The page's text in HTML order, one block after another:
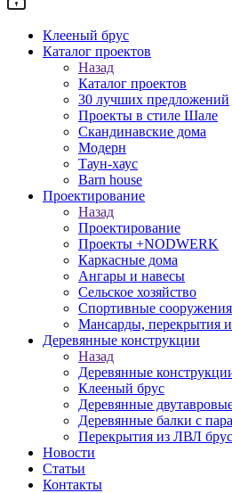
Клееный брус
Каталог проектов
Назад
Каталог проектов
30 лучших предложений
Проекты в стиле Шале
Скандинавские дома
Модерн
Таун-хаус
Barn house
Проектирование
Назад
Проектирование
Проекты +NODWERK
Каркасные дома
Ангары и навесы
Сельское хозяйство
Спортивные сооружения
Мансарды, перекрытия
Деревянные конструкции
Назад
Деревянные
Клееный брус
Деревянные
Деревянные балки с
Перекрытия из ЛВЛ
Новости
Статьи
Контакты